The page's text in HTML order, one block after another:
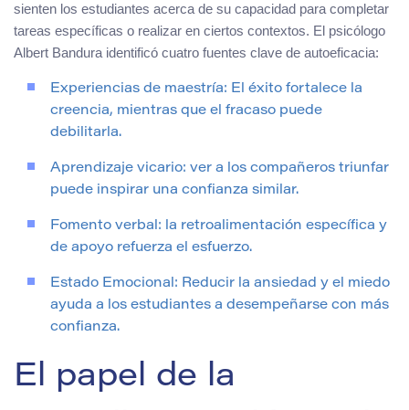
sienten los estudiantes acerca de su capacidad para completar
tareas específicas o realizar en ciertos contextos. El psicólogo
Albert Bandura identificó cuatro fuentes clave de autoeficacia:
Experiencias de maestría: El éxito fortalece la
creencia, mientras que el fracaso puede
debilitarla.
Aprendizaje vicario: ver a los compañeros triunfar
puede inspirar una confianza similar.
Fomento verbal: la retroalimentación específica y
de apoyo refuerza el esfuerzo.
Estado Emocional: Reducir la ansiedad y el miedo
ayuda a los estudiantes a desempeñarse con más
confianza.
El papel de la